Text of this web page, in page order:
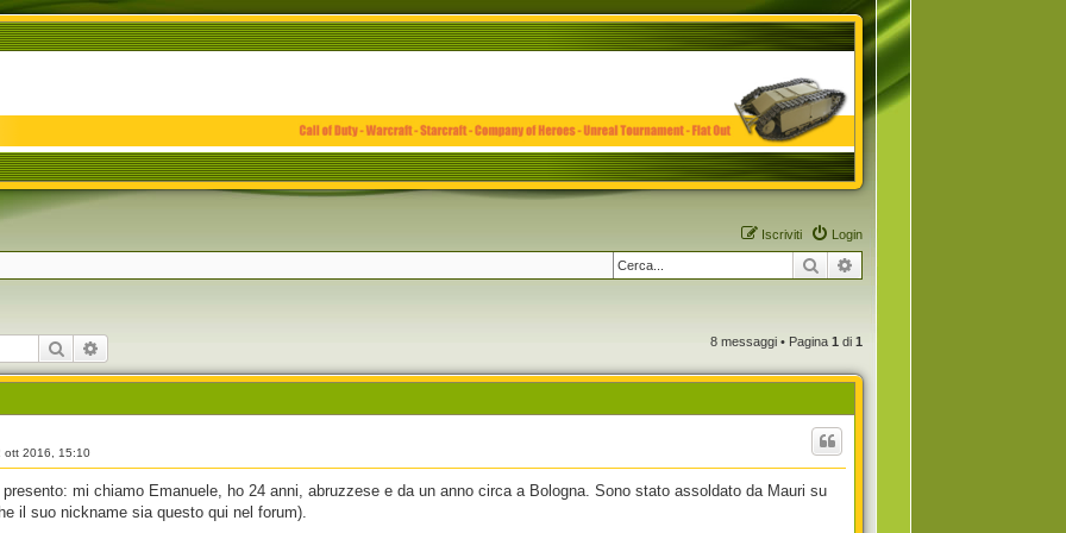
Login
Iscriviti
Cerca
Cerca 8 messaggi • Pagina 1 di 1
ott 2016, 15:10
mi chiamo Emanuele, ho 24 anni, abruzzese e da un anno circa a Bologna. Sono stato assoldato da Mauri su
il suo nickname sia questo qui nel forum).